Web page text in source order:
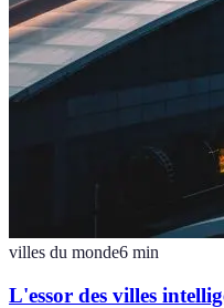
villes du monde6 min
L'essor des villes